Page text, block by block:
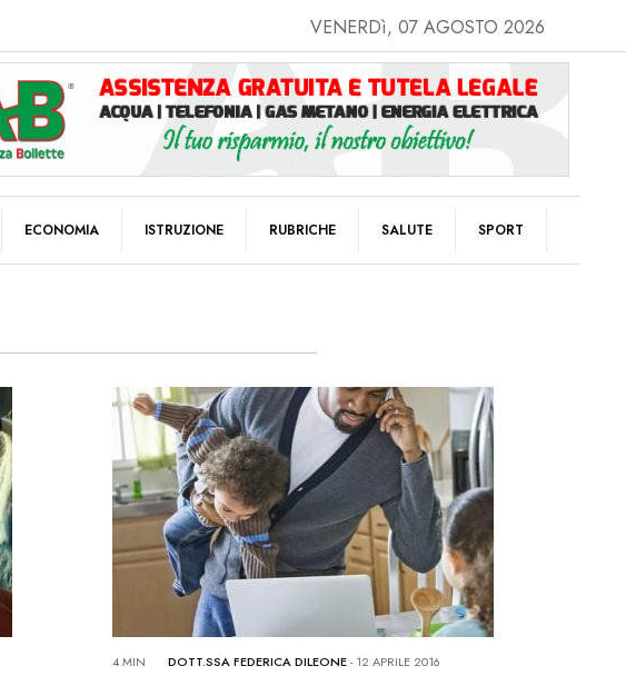
VENERDì, 07 AGOSTO 2026
ECONOMIA ISTRUZIONE RUBRICHE SALUTE SPORT
DOTT.SSA FEDERICA DILEONE-12 APRILE 2016
4 MIN